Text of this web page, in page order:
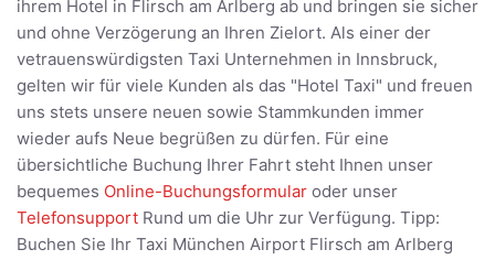
ihrem Hotel in Flirsch am Arlberg ab und bringen sie sicher
und ohne Verzögerung an Ihren Zielort. Als einer der
vetrauenswürdigsten Taxi Unternehmen in Innsbruck,
gelten wir für viele Kunden als das "Hotel Taxi" und freuen
uns stets unsere neuen sowie Stammkunden immer
wieder aufs Neue begrüßen zu dürfen. Für eine
übersichtliche Buchung Ihrer Fahrt steht Ihnen unser
bequemes Online-Buchungsformular oder unser
Telefonsupport Rund um die Uhr zur Verfügung. Tipp:
Buchen Sie Ihr Taxi München Airport Flirsch am Arlberg